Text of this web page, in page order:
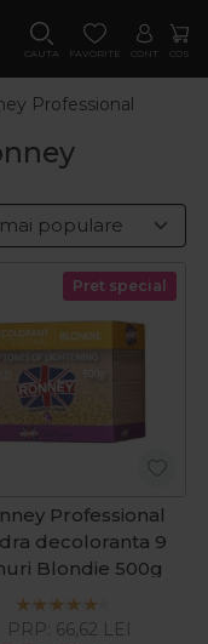
CAUTA FAVORITE CONT COS
Professional
Pret special
Professional
decoloranta 9
Blondie 500g
PRP: 66,62 LEI